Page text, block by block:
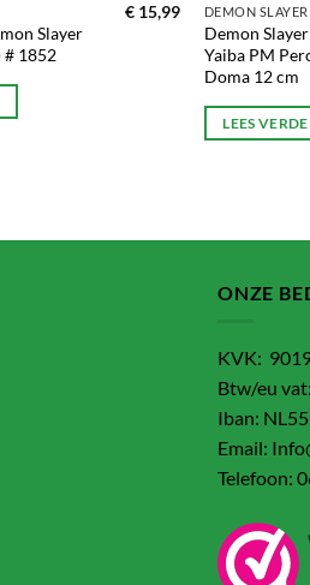
Slayer
1852
€15,99 DEMON SLAYER
Demon
Yaiba PM
Doma 12 cm
LEES
ONZE
KVK:
Btw/eu
Iban:
Email:
Telefoon: